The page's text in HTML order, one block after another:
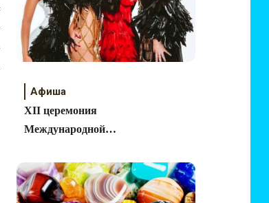
Афиша
XII церемония
Международной